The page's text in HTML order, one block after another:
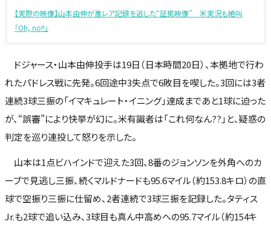
【実際の映像】山本由伸が激レア記録を逃した“証拠映像” 米実況も絶叫
「Oh, no!!」
ドジャース・山本由伸投手は19日（日本時間20日）、本拠地で行わ
れたパドレス戦に先発。6回途中3失点で6敗目を喫した。3回には3者
連続3球三振の「イマキュレート・イニング」達成まであと1球に迫った
が、“誤審”により快挙が幻に。米有識者は「これ何なん??」と、疑惑の
判定を巡り連投して怒りを示した。
山本は1点ビハインドで迎えた3回、8番のジョンソンを外角へのカ
ーブで見逃し三振、続くマルドナードも95.6マイル（約153.8キロ）の直
球で空振り三振に仕留め、2者連続で3球三振を記録した。タティス
Jr.も2球で追い込み、3球目も真ん中高めへの95.7マイル（約154キ